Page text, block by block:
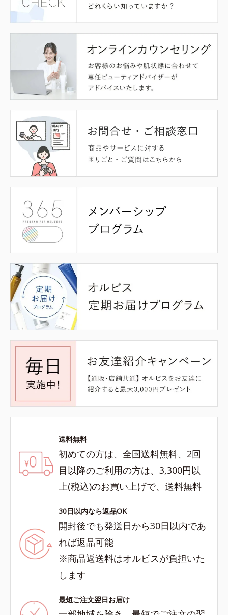
送料無料
初めての方は、全国送料無料、2回
目以降のご利用の方は、3,300円以
上(税込)のお買い上げで、送料無料
30日以内なら返品OK
開封後でも発送日から30日以内であ
れば返品可能
※商品返送料はオルビスが負担いた
します
最短ご注文翌日お届け